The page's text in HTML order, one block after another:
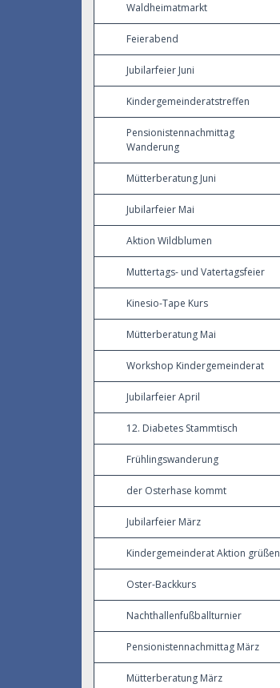
Waldheimatmarkt
Feierabend
Jubilarfeier Juni
Kindergemeinderatstreffen
Pensionistennachmittag
Wanderung
Mütterberatung Juni
Jubilarfeier Mai
Aktion Wildblumen
Muttertags- und Vatertagsfeier
Kinesio-Tape Kurs
Mütterberatung Mai
Workshop Kindergemeinderat
Jubilarfeier April
12. Diabetes Stammtisch
Frühlingswanderung
der Osterhase kommt
Jubilarfeier März
Kindergemeinderat Aktion grüßen
Oster-Backkurs
Nachthallenfußballturnier
Pensionistennachmittag März
Mütterberatung März